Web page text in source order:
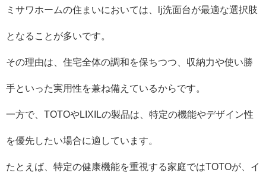
ミサワホームの住まいにおいては、lj洗面台が最適な選択肢
となることが多いです。
その理由は、住宅全体の調和を保ちつつ、収納力や使い勝
手といった実用性を兼ね備えているからです。
一方で、TOTOやLIXILの製品は、特定の機能やデザイン性
を優先したい場合に適しています。
たとえば、特定の健康機能を重視する家庭ではTOTOが、イ